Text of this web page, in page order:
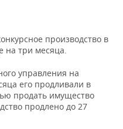
производство в
на три месяца.
управления на
его продливали в
продать имущество
продлено до 27